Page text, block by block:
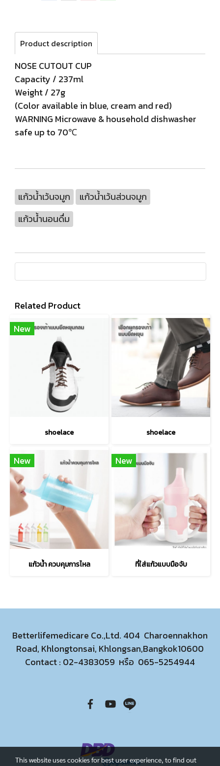
Product description
NOSE CUTOUT CUP
Capacity / 237ml
Weight / 27g
(Color available in blue, cream and red)
WARNING Microwave & household dishwasher
safe up to 70℃
แก้วน้ำเว้นจมูก
แก้วน้ำเว้นส่วนจมูก
แก้วน้ำนอนดื่ม
Related Product
New
shoelace shoelace
New
แก้วน้ำ ควบคุมการไหล
New
ที่ใส่แก้วแบบมือจับ
Betterlifemedicare Co.,Ltd. 404 Charoennakhon
Road, Khlongtonsai, Khlongsan,Bangkok10600
Contact : 02-4383059 หรือ 065-5254944
This website uses cookies for best user experience, to find out